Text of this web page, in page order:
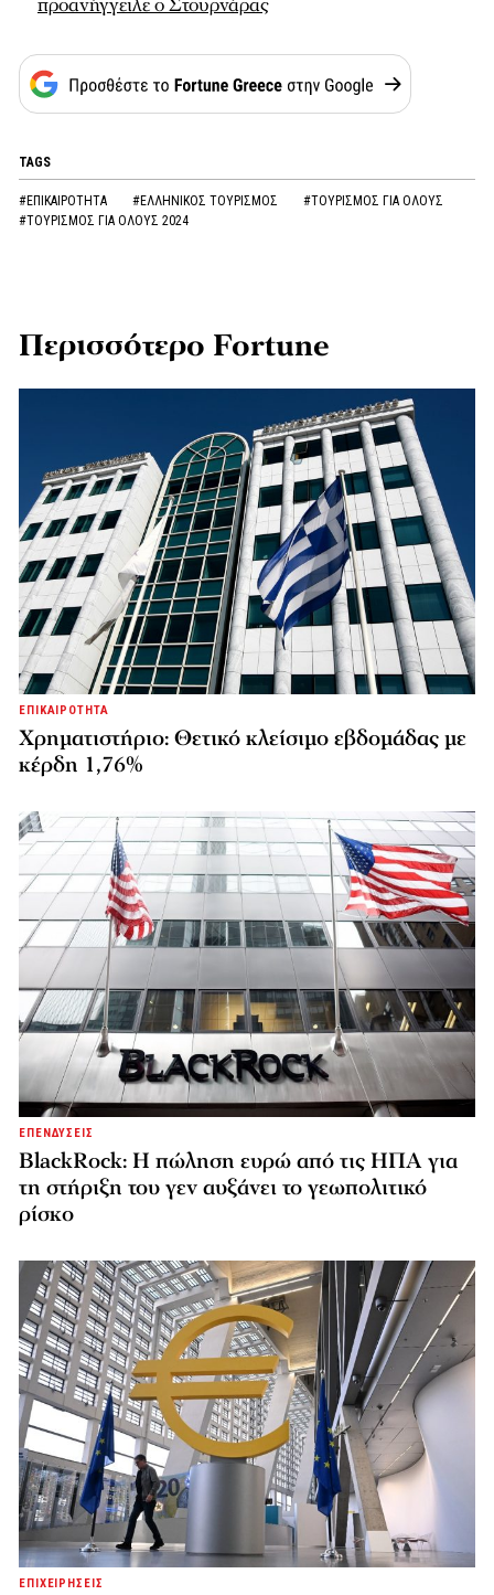
TAGS
#ΕΠΙΚΑΙΡΟΤΗΤΑ #ΕΛΛΗΝΙΚΟΣ ΤΟΥΡΙΣΜΟΣ
#ΤΟΥΡΙΣΜΟΣ ΓΙΑ ΟΛΟΥΣ
#ΤΟΥΡΙΣΜΟΣ ΓΙΑ ΟΛΟΥΣ 2024
Περισσότερο Fortune
ΕΠΙΚΑΙΡΟΤΗΤΑ
Χρηματιστήριο: Θετικό κλείσιμο εβδομάδας με
κέρδη 1,76%
ΕΠΕΝΔΥΣΕΙΣ
BlackRock: Η πώληση ευρώ από τις ΗΠΑ για
τη στήριξη του γεν αυξάνει το γεωπολιτικό
ρίσκο
ΕΠΙΧΕΙΡΗΣΕΙΣ